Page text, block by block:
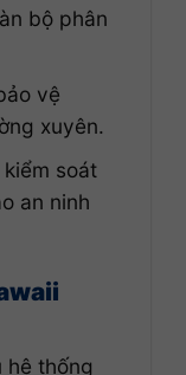
bộ phân
vệ
xuyên.
soát
an ninh
hệ thống